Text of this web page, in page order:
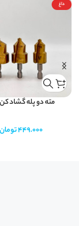
داغ
مته دو پله گشاد
449.000تومان